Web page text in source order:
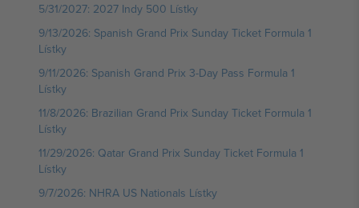
5/31/2027: 2027 Indy 500 Lístky
9/13/2026: Spanish Grand Prix Sunday Ticket Formula 1
Lístky
9/11/2026: Spanish Grand Prix 3-Day Pass Formula 1
Lístky
11/8/2026: Brazilian Grand Prix Sunday Ticket Formula 1
Lístky
11/29/2026: Qatar Grand Prix Sunday Ticket Formula 1
Lístky
9/7/2026: NHRA US Nationals Lístky